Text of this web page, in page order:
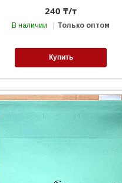
240 ₸/т
В наличии Только оптом
Купить